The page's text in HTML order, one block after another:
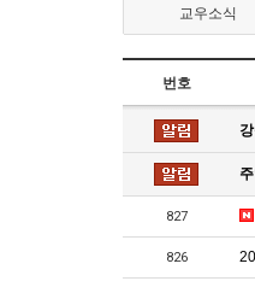
교우소식
번호
827
826